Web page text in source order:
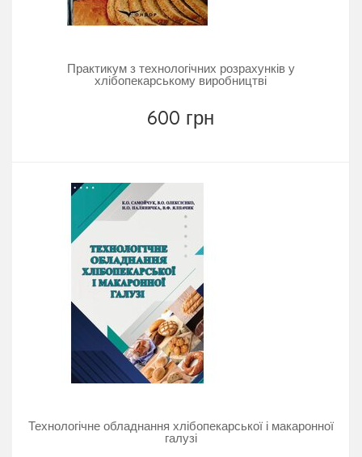
Практикум з технологічних розрахунків у
хлібопекарському виробництві
600 грн
Технологічне обладнання хлібопекарської і макаронної
галузі